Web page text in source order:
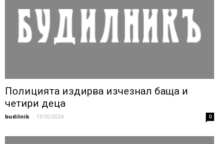
Полицията издирва изчезнал баща и
четири деца
budilnik - 13/10/2024 0